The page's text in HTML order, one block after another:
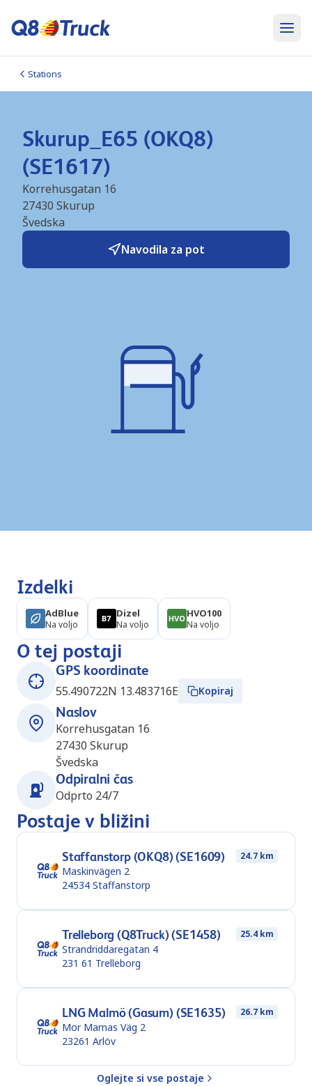
Stations
Skurup_E65 (OKQ8)
(SE1617)
Korrehusgatan 16
27430 Skurup
Švedska
Navodila za pot
Izdelki
AdBlue
Na voljo
Dizel
Na voljo
HVO100
Na voljo
O tej postaji
GPS koordinate
55.490722N 13.483716E
Kopiraj
Naslov
Korrehusgatan 16
27430 Skurup
Švedska
Odpiralni čas
Odprto 24/7
Postaje v bližini
Staffanstorp (OKQ8) (SE1609) 24.7 km
Maskinvägen 2
24534 Staffanstorp
Trelleborg (Q8Truck) (SE1458) 25.4 km
Strandriddaregatan 4
231 61 Trelleborg
LNG Malmö (Gasum) (SE1635) 26.7 km
Mor Marnas Väg 2
23261 Arlöv
Oglejte si vse postaje